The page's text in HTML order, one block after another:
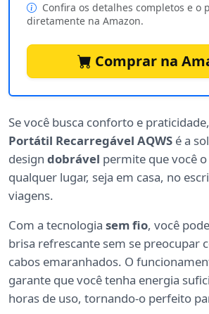
Confira os detalhes completos e o
diretamente na Amazon.
Comprar na
Se você busca conforto e
Portátil Recarregável AQWS é a
design dobrável permite que você
qualquer lugar, seja em casa, no
viagens.
Com a tecnologia sem fio, você
brisa refrescante sem se preocupar
cabos emaranhados. O
garante que você tenha energia
horas de uso, tornando-o perfeito